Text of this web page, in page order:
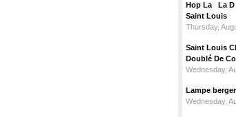
Hop La La D
Saint Louis
Thursday,
Saint Louis
Doublé De
Wednesday,
Lampe
Wednesday,